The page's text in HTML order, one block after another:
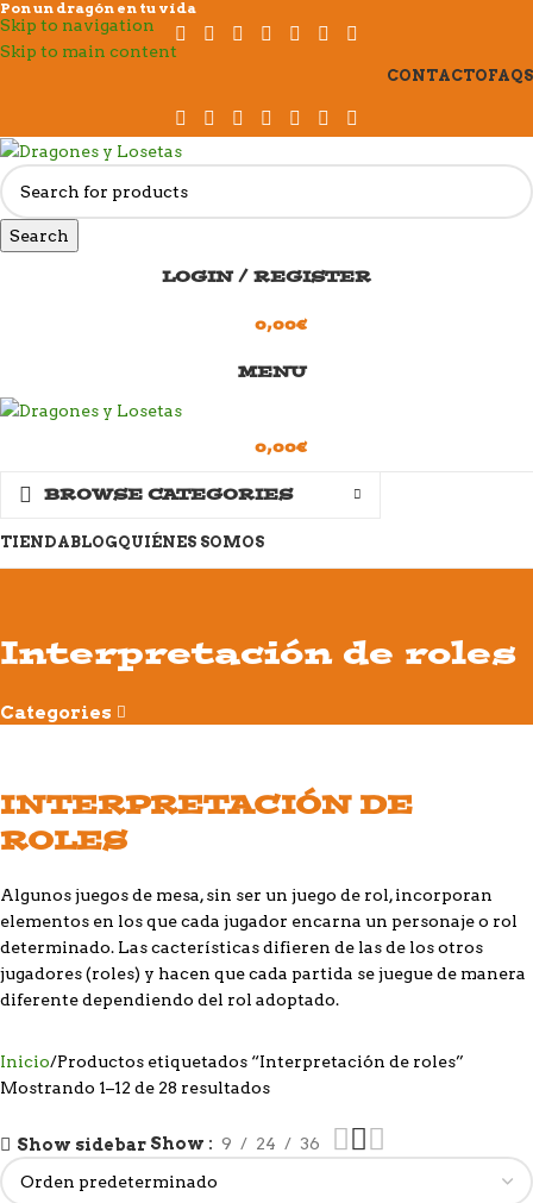
Skip to navigation
Skip to main content
Pon un dragón en tu vida
CONTACTOFAQS
Search
LOGIN / REGISTER
0,00€
MENU
0,00€
BROWSE CATEGORIES
TIENDABLOGQUIÉNES SOMOS
Interpretación de roles
Categories
INTERPRETACIÓN DE
ROLES
Algunos juegos de mesa, sin ser un juego de rol, incorporan
elementos en los que cada jugador encarna un personaje o rol
determinado. Las cacterísticas difieren de las de los otros
jugadores (roles) y hacen que cada partida se juegue de manera
diferente dependiendo del rol adoptado.
Inicio Productos etiquetados “Interpretación de roles”
Mostrando 1–12 de 28 resultados
Show sidebar Show 9 24 36